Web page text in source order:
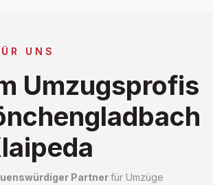
UNS
Umzugsprofis
Partnerfür Umzüge